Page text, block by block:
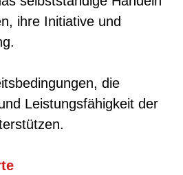
ihre Initiative und
die
Leistungsfähigkeit der